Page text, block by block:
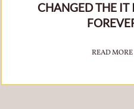
CHANGED THE IT
READ MORE